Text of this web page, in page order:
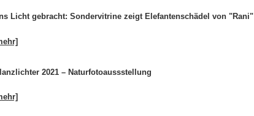
Licht gebracht: Sondervitrine zeigt Elefantenschädel von "Rani"
2021 – Naturfotoaussstellung